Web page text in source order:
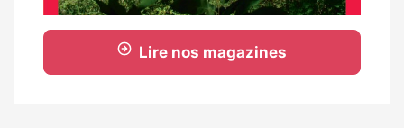
Lire nos magazines